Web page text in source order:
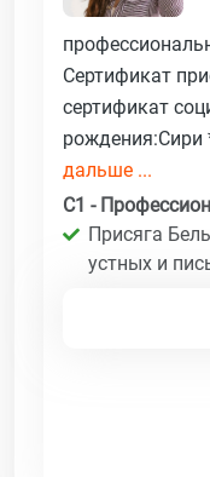
Сертификат
сертификат
дальше ...
C1 -
Присяга
устных и